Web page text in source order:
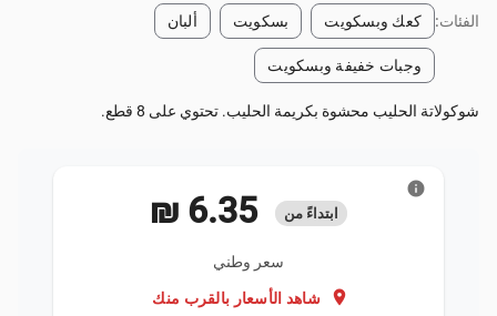
الفئات: كعك وبسكويت بسكويت ألبان
وجبات خفيفة وبسكويت
شوكولاتة الحليب محشوة بكريمة الحليب. تحتوي على 8 قطع.
ابتداءً من ‏6.35 ₪
سعر وطني
location_on شاهد الأسعار بالقرب منك
info